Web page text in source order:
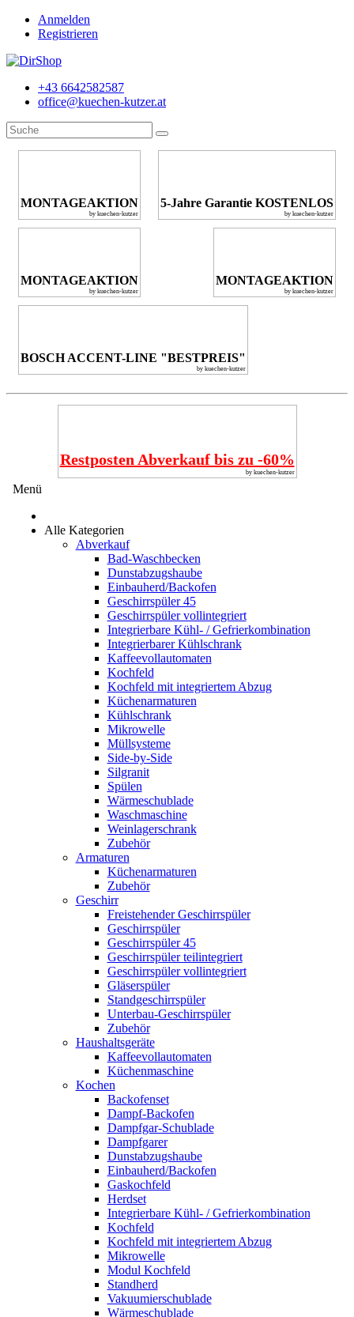
Anmelden
Registrieren
+43 6642582587
office@kuechen-kutzer.at
MONTAGEAKTION
by kuechen-kutzer
5-Jahre Garantie KOSTENLOS
by kuechen-kutzer
MONTAGEAKTION
by kuechen-kutzer
MONTAGEAKTION
by kuechen-kutzer
BOSCH ACCENT-LINE "BESTPREIS"
by kuechen-kutzer
Restposten Abverkauf bis zu -60%
by kuechen-kutzer
Menü
Alle Kategorien
Abverkauf
Bad-Waschbecken
Dunstabzugshaube
Einbauherd/Backofen
Geschirrspüler 45
Geschirrspüler vollintegriert
Integrierbare Kühl- / Gefrierkombination
Integrierbarer Kühlschrank
Kaffeevollautomaten
Kochfeld
Kochfeld mit integriertem Abzug
Küchenarmaturen
Kühlschrank
Mikrowelle
Müllsysteme
Side-by-Side
Silgranit
Spülen
Wärmeschublade
Waschmaschine
Weinlagerschrank
Zubehör
Armaturen
Küchenarmaturen
Zubehör
Geschirr
Freistehender Geschirrspüler
Geschirrspüler
Geschirrspüler 45
Geschirrspüler teilintegriert
Geschirrspüler vollintegriert
Gläserspüler
Standgeschirrspüler
Unterbau-Geschirrspüler
Zubehör
Haushaltsgeräte
Kaffeevollautomaten
Küchenmaschine
Kochen
Backofenset
Dampf-Backofen
Dampfgar-Schublade
Dampfgarer
Dunstabzugshaube
Einbauherd/Backofen
Gaskochfeld
Herdset
Integrierbare Kühl- / Gefrierkombination
Kochfeld
Kochfeld mit integriertem Abzug
Mikrowelle
Modul Kochfeld
Standherd
Vakuumierschublade
Wärmeschublade